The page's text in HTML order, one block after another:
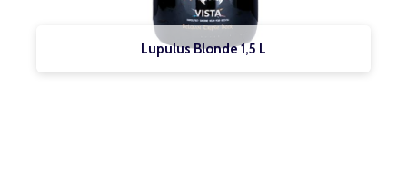
Lupulus Blonde 1,5 L